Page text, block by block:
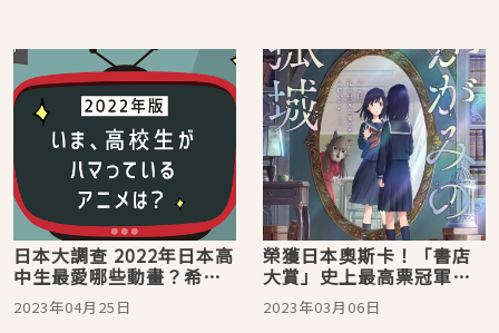
日本大調查 2022年日本高
中生最愛哪些動畫？希望
動畫化的作品是？
2023年04月25日
榮獲日本奧斯卡！「書店
大賞」史上最高票冠軍作
品改編動畫電影 《鏡之孤
城》三月底登台
2023年03月06日